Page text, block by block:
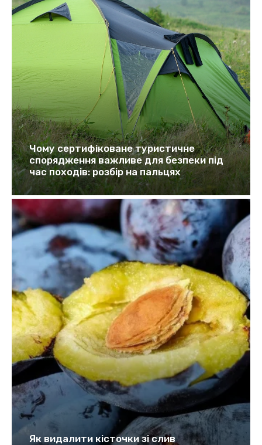
Чому сертифіковане туристичне
спорядження важливе для безпеки під
час походів: розбір на пальцях
Як видалити кісточки зі слив